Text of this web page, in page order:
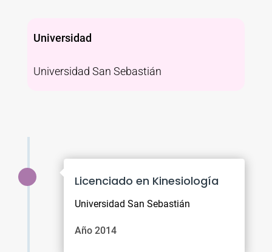
Universidad
Universidad San Sebastián
Licenciado en Kinesiología
Universidad San Sebastián
Año 2014